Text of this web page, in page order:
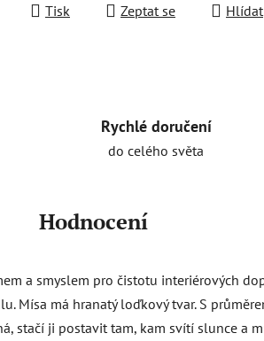
Tisk Zeptat se Hlídat
Rychlé doručení
do celého světa
Hodnocení
a smyslem pro čistotu interiérových
Mísa má hranatý loďkový tvar. S
stačí ji postavit tam, kam svítí slunce a